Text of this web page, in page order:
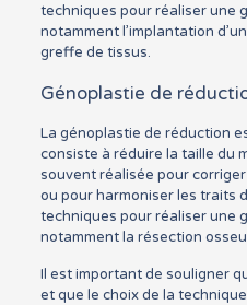
techniques pour réaliser une
notamment l’implantation
greffe de tissus.
Génoplastie de
La génoplastie de réduction
consiste à réduire la taille du
souvent réalisée pour
ou pour harmoniser les traits
techniques pour réaliser une
notamment la résection
Il est important de souligner
et que le choix de la